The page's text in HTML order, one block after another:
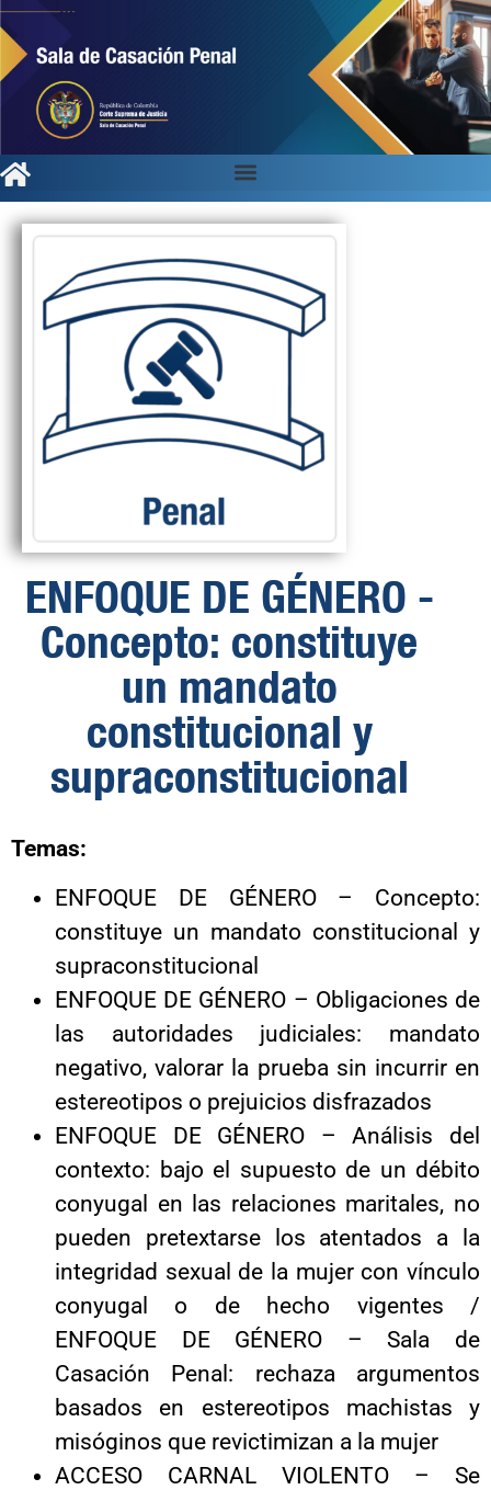
ENFOQUE DE GÉNERO -
Concepto: constituye
un mandato
constitucional y
supraconstitucional
Temas:
ENFOQUE DE GÉNERO – Concepto:
constituye un mandato constitucional y
supraconstitucional
ENFOQUE DE GÉNERO – Obligaciones de
las autoridades judiciales: mandato
negativo, valorar la prueba sin incurrir en
estereotipos o prejuicios disfrazados
ENFOQUE DE GÉNERO – Análisis del
contexto: bajo el supuesto de un débito
conyugal en las relaciones maritales, no
pueden pretextarse los atentados a la
integridad sexual de la mujer con vínculo
conyugal o de hecho vigentes /
ENFOQUE DE GÉNERO – Sala de
Casación Penal: rechaza argumentos
basados en estereotipos machistas y
misóginos que revictimizan a la mujer
ACCESO CARNAL VIOLENTO – Se